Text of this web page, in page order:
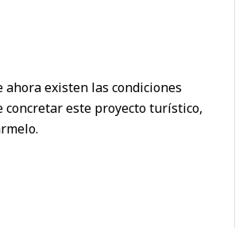
ahora existen las condiciones
concretar este proyecto turístico,